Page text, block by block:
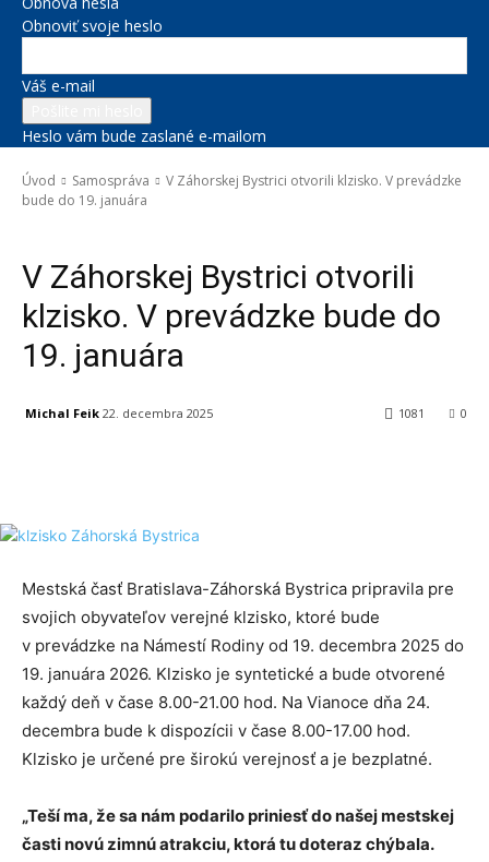
Obnoviť svoje heslo
Váš e-mail
Heslo vám bude zaslané e-mailom
Úvod Samospráva
V Záhorskej Bystrici otvorili klzisko. V prevádzke
bude do 19. januára
V Záhorskej Bystrici otvorili
klzisko. V prevádzke bude do
19. januára
Michal Feik 22. decembra 2025 0
1081
Mestská časť Bratislava-Záhorská Bystrica pripravila pre
svojich obyvateľov verejné klzisko, ktoré bude
v prevádzke na Námestí Rodiny od 19. decembra 2025 do
19. januára 2026. Klzisko je syntetické a bude otvorené
každý deň v čase 8.00-21.00 hod. Na Vianoce dňa 24.
decembra bude k dispozícii v čase 8.00-17.00 hod.
Klzisko je určené pre širokú verejnosť a je bezplatné.
„Teší ma, že sa nám podarilo priniesť do našej mestskej
časti novú zimnú atrakciu, ktorá tu doteraz chýbala.